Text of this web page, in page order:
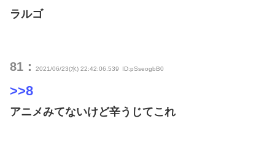
ラルゴ
81： 2021/06/23(水) 22:42:06.539 ID:pSseogbB0
>>8
アニメみてないけど辛うじてこれ